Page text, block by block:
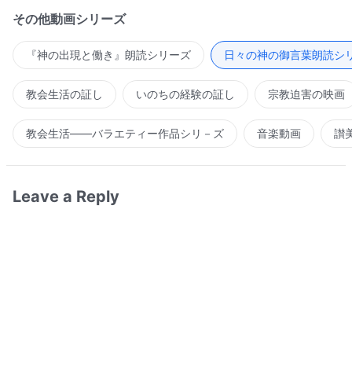
その他動画シリーズ
『神の出現と働き』朗読シリーズ 日々の神の御言葉朗読シ
教会生活の証し いのちの経験の証し 宗教迫害の映画
教会生活――バラエティー作品シリ－ズ 音楽動画 讃
Leave a Reply